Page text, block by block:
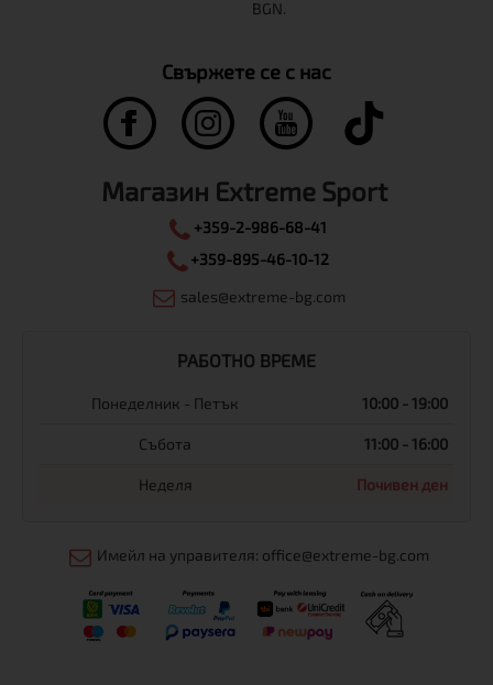
Свържете се с нас
Магазин Extreme Sport
+359-2-986-68-41
+359-895-46-10-12
sales@extreme-bg.com
РАБОТНО ВРЕМЕ
Понеделник - Петък 10:00 - 19:00
Събота 11:00 - 16:00
Неделя Почивен ден
Имейл на управителя: office@extreme-bg.com